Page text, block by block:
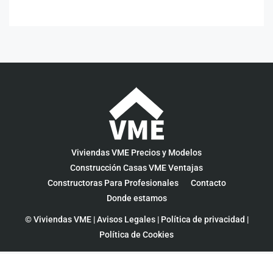
Viviendas VME Precios y Modelos
Construcción Casas VME Ventajas
Constructoras Para Profesionales
Contacto
Donde estamos
© Viviendas VME |Avisos Legales| Política de privacidad |
Política de Cookies